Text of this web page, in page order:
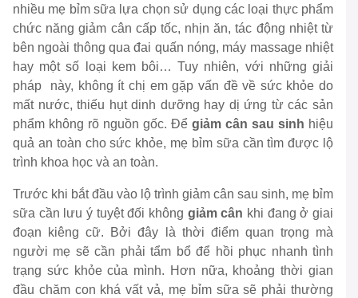
nhiều mẹ bỉm sữa lựa chọn sử dụng các loại thực phẩm
chức năng giảm cân cấp tốc, nhịn ăn, tác động nhiệt từ
bên ngoài thông qua đai quấn nóng, máy massage nhiệt
hay một số loại kem bôi… Tuy nhiên, với những giải
pháp này, không ít chị em gặp vấn đề về sức khỏe do
mất nước, thiếu hụt dinh dưỡng hay dị ứng từ các sản
phẩm không rõ nguồn gốc. Để giảm cân sau sinh hiệu
quả an toàn cho sức khỏe, mẹ bỉm sữa cần tìm được lộ
trình khoa học và an toàn.
Trước khi bắt đầu vào lộ trình giảm cân sau sinh, mẹ bỉm
sữa cần lưu ý tuyệt đối không giảm cân khi đang ở giai
đoạn kiêng cữ. Bởi đây là thời điểm quan trọng mà
người mẹ sẽ cần phải tẩm bổ để hồi phục nhanh tình
trạng sức khỏe của mình. Hơn nữa, khoảng thời gian
đầu chăm con khá vất vả, mẹ bỉm sữa sẽ phải thường